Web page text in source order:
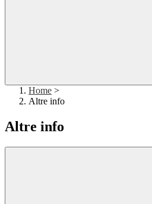
Home >
Altre info
Altre info